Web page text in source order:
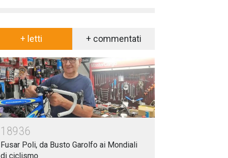
+ letti + commentati
18936
Fusar Poli, da Busto Garolfo ai Mondiali
di ciclismo